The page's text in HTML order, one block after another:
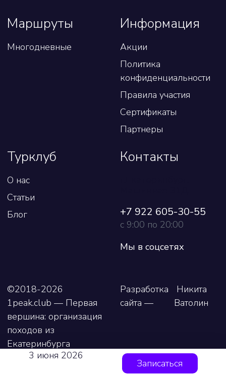
3 июня 2026
Записаться
Маршруты
Многодневные
Информация
Акции
Политика
конфиденциальности
Правила участия
Сертификаты
Партнеры
Турклуб
О нас
Статьи
Блог
Контакты
+7 922 605-30-55
c 9:00 по 20:00
Мы в соцсетях
©2018-2026
1peak.club — Первая
вершина: организация
походов из
Екатеринбурга
Разработка
сайта —
Никита
Ватолин